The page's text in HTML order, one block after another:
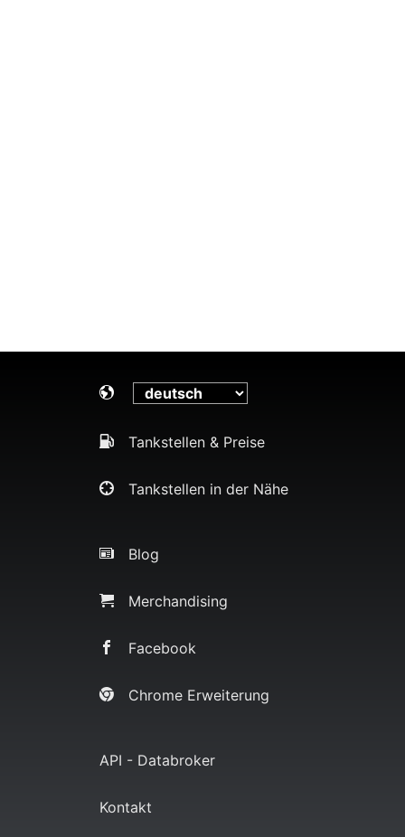
Tankstellen & Preise
Tankstellen in der Nähe
Blog
Merchandising
Facebook
Chrome Erweiterung
API - Databroker
Kontakt